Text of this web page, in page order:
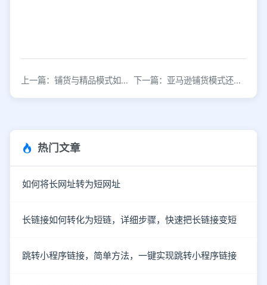
上一篇：铺货与精品模式如何选择？亚马逊运营全解析 下一篇：亚马逊铺货模式还能安全运营吗？如何合规操作？
热门文章
如何将长网址转为短网址
长链接如何转化为短链，详细步骤，快速把长链接变短
跳转小程序链接，简单方法，一键实现跳转小程序链接